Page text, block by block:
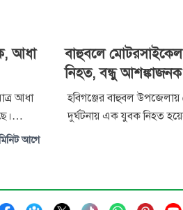
আধা
আধা
আগে
বাহুবলে
নিহত, বন্ধু আশঙ্কাজনক
হবিগঞ্জের বাহুবল
দুর্ঘটনায় এক যুবক নিহত
সন্ধ্যায় কামাইছড়া এলাকায়
কর্মকর্তা আব্দুস শহীদের
মিয়া (২৫) ওই এলাকার